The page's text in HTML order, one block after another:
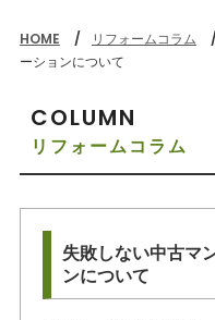
HOME リフォームコラム
ーションについて
COLUMN
リフォームコラム
失敗しない中古マ
ンについて